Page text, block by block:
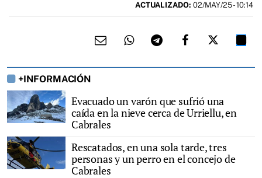
ACTUALIZADO: 02/MAY/25 - 10:14
+INFORMACIÓN
Evacuado un varón que sufrió una
caída en la nieve cerca de Urriellu, en
Cabrales
Rescatados, en una sola tarde, tres
personas y un perro en el concejo de
Cabrales